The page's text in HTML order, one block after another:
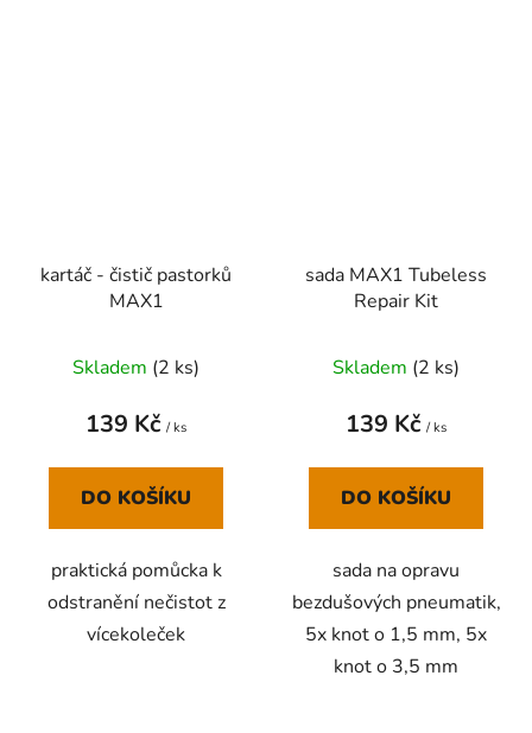
kartáč - čistič pastorků
MAX1
Skladem (2 ks)
139 Kč / ks
DO KOŠÍKU
praktická pomůcka k
odstranění nečistot z
vícekoleček
sada MAX1 Tubeless
Repair Kit
Skladem (2 ks)
139 Kč / ks
DO KOŠÍKU
sada na opravu
bezdušových pneumatik,
5x knot o 1,5 mm, 5x
knot o 3,5 mm